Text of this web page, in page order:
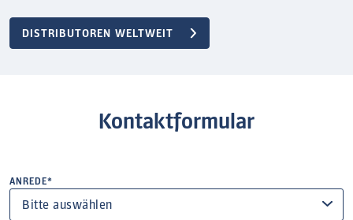
DISTRIBUTOREN WELTWEIT
Kontaktformular
ANREDE*